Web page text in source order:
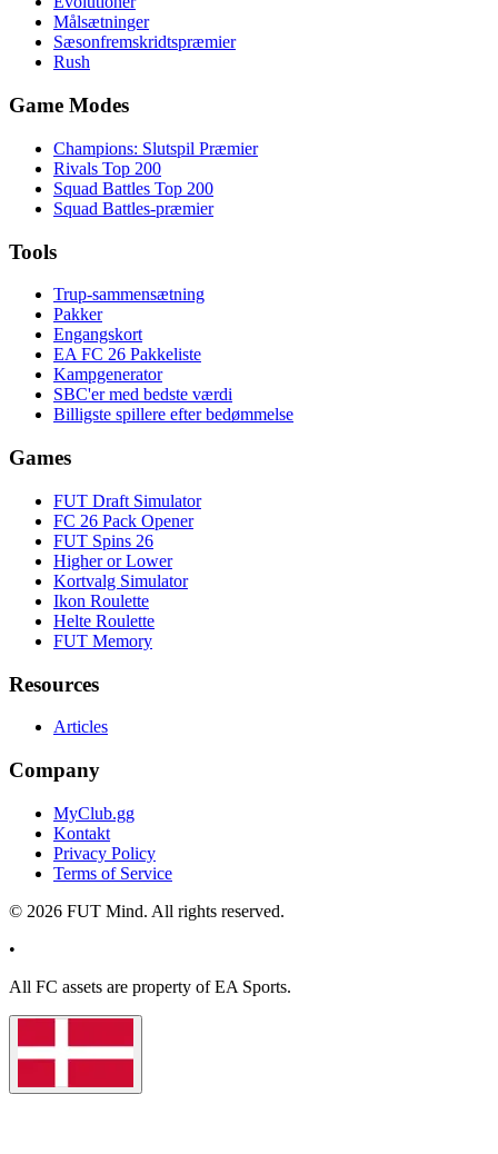
Målsætninger
Sæsonfremskridtspræmier
Rush
Game Modes
Champions: Slutspil Præmier
Rivals Top 200
Squad Battles Top 200
Squad Battles-præmier
Tools
Trup-sammensætning
Pakker
Engangskort
EA FC 26 Pakkeliste
Kampgenerator
SBC'er med bedste værdi
Billigste spillere efter bedømmelse
Games
FUT Draft Simulator
FC 26 Pack Opener
FUT Spins 26
Higher or Lower
Kortvalg Simulator
Ikon Roulette
Helte Roulette
FUT Memory
Resources
Articles
Company
MyClub.gg
Kontakt
Privacy Policy
Terms of Service
© 2026 FUT Mind. All rights reserved.
•
All FC assets are property of EA Sports.